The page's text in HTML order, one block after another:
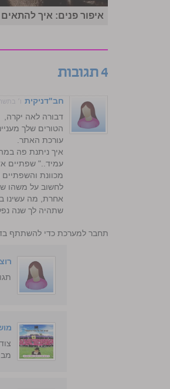
איפור פנים: איך
4 תגובות
חב"דניקית ו׳ בתשרי
דבורה לאה יקרה,
הטורים שלך
עורכת האתר.
איך ניתנת פה
עמיד.." שפתיים
מכוונת והשפתיים
לחשוב על משהו
אחרת, מה עשינו
שתהיה לך שנה
התחבר למערכת כדי להשתתף